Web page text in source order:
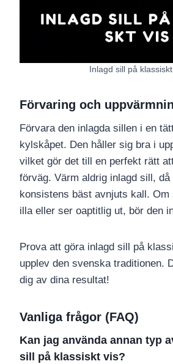
Inlagd sill på
Förvaring och
Förvara den inlagda sillen i en
kylskåpet. Den håller sig bra i
vilket gör det till en perfekt rätt
förväg. Värm aldrig inlagd sill,
konsistens bäst avnjuts kall.
illa eller ser oaptitlig ut, bör den
Prova att göra inlagd sill på
upplev den svenska traditionen.
dig av dina resultat!
Vanliga frågor (FAQ)
Kan jag använda annan typ
sill på klassiskt vis?